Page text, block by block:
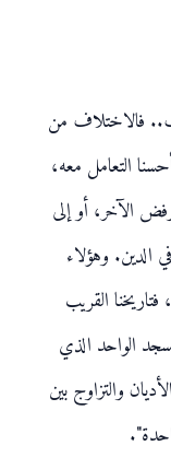
فالاختلاف من
التعامل معه،
الآخر، أو إلى
الدين. وهؤلاء
فتاريخنا القريب
الواحد الذي
والتزاوج بين